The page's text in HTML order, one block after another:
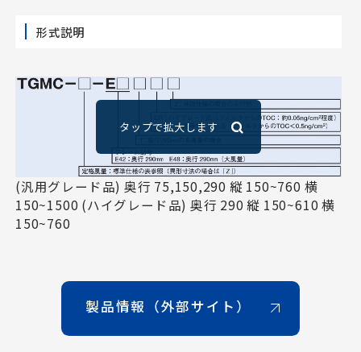
形式説明
(汎用グレード品) 奥行 75,150,290 縦 150~760 横
150~1500 (ハイグレード品) 奥行 290 縦 150~610 横
150~760
製品情報（外部サイト）